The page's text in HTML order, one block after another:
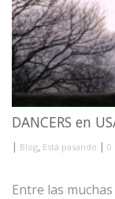
DANCERS en
| Blog, Está pasando | 0
Entre las